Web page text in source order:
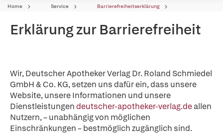
Home Service Barrierefreiheitserklärung
Erklärung zur Barrierefreiheit
Wir, Deutscher Apotheker Verlag Dr. Roland Schmiedel
GmbH & Co. KG, setzen uns dafür ein, dass unsere
Website, unsere Informationen und unsere
Dienstleistungendeutscher-apotheker-verlag.deallen
Nutzern, – unabhängig von möglichen
Einschränkungen – bestmöglich zugänglich sind.